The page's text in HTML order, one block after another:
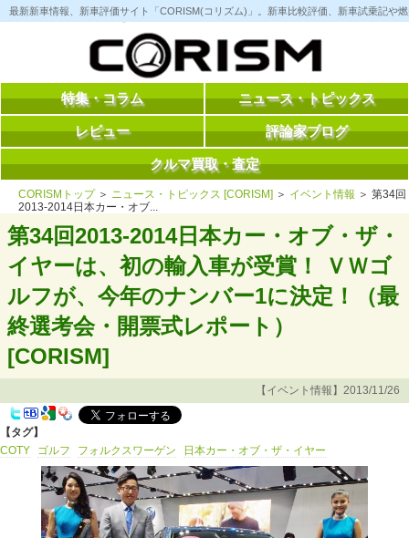
コ
ン
へ
最新新車情報、新車評価サイト「CORISM(コリズム)」。新車比較評価、新車試乗記や
特集・コラム ニュース・トピックス
レビュー 評論家ブログ
クルマ買取・査定
CORISMトップ＞ ニュース・トピックス [CORISM] ＞ イベント情報 ＞ 第34回
2013-2014日本カー・オブ...
第34回2013-2014日本カー・オブ・ザ・
イヤーは、初の輸入車が受賞！ ＶＷゴ
ルフが、今年のナンバー1に決定！（最
終選考会・開票式レポート）
[CORISM]
【イベント情報】2013/11/26
【タグ】
COTY
ゴルフ フォルクスワーゲン 日本カー・オブ・ザ・イヤー